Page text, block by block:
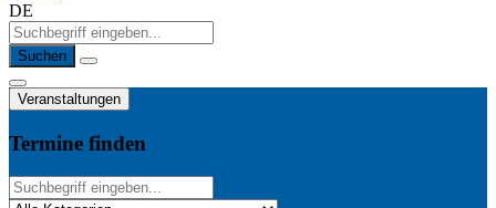
DE
Suchen
Veranstaltungen
Termine finden